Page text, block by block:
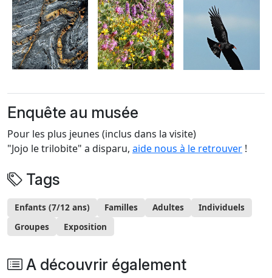
Enquête au musée
Pour les plus jeunes (inclus dans la visite)
"Jojo le trilobite" a disparu, aide nous à le retrouver !
Tags
Enfants (7/12 ans) Familles Adultes
Individuels
Groupes
Exposition
A découvrir également